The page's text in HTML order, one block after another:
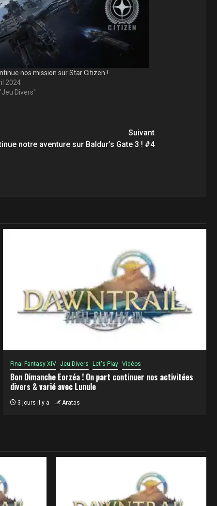
nos mission sur Star Citizen !
2024
Divers"
Suivant
notre aventure sur Baldur’s Gate 3 ! #4
Final Fantasy XIV Jeu Divers Let's Play Vidéos
Bon Dimanche Eorzéa ! On part continuer nos activitées
divers & varié avec Lunule
3 jours il y a Aratas